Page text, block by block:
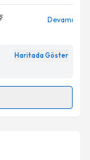
Aydınlatma
belirtilen
Devamı
Haritada Göster
takvimi talebi
için bir